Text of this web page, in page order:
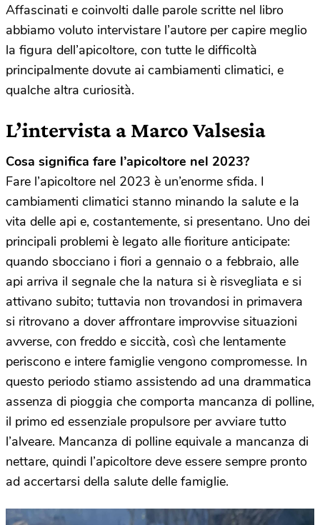
Affascinati e coinvolti dalle parole scritte nel libro
abbiamo voluto intervistare l’autore per capire meglio
la figura dell’apicoltore, con tutte le difficoltà
principalmente dovute ai cambiamenti climatici, e
qualche altra curiosità.
L’intervista a Marco Valsesia
Cosa significa fare l’apicoltore nel 2023?
Fare l’apicoltore nel 2023 è un’enorme sfida. I
cambiamenti climatici stanno minando la salute e la
vita delle api e, costantemente, si presentano. Uno dei
principali problemi è legato alle fioriture anticipate:
quando sbocciano i fiori a gennaio o a febbraio, alle
api arriva il segnale che la natura si è risvegliata e si
attivano subito; tuttavia non trovandosi in primavera
si ritrovano a dover affrontare improvvise situazioni
avverse, con freddo e siccità, così che lentamente
periscono e intere famiglie vengono compromesse. In
questo periodo stiamo assistendo ad una drammatica
assenza di pioggia che comporta mancanza di polline,
il primo ed essenziale propulsore per avviare tutto
l’alveare. Mancanza di polline equivale a mancanza di
nettare, quindi l’apicoltore deve essere sempre pronto
ad accertarsi della salute delle famiglie.